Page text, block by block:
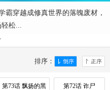
霸穿越成修真世界的落魄废材，
松...
排序：
第73话 飘扬的黑 第72话 诈尸